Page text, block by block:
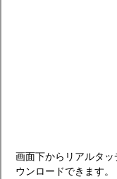
画面下からリアルタ
ウンロードできます。